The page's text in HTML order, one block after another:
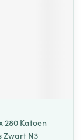
280 Katoen
Zwart N3